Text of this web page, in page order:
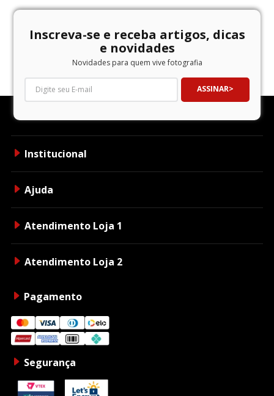
Inscreva-se e receba artigos, dicas
e novidades
Novidades para quem vive fotografia
ASSINAR
Institucional
Ajuda
Atendimento Loja 1
Atendimento Loja 2
Pagamento
Segurança